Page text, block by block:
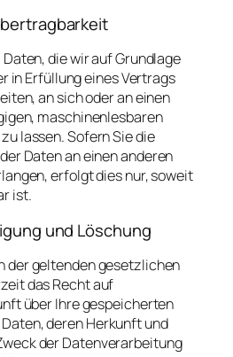
die wir auf Grundlage
in Erfüllung eines Vertrags
an sich oder an einen
maschinenlesbaren
lassen. Sofern Sie die
Daten an einen anderen
erfolgt dies nur, soweit
ist.
und Löschung
der geltenden gesetzlichen
das Recht auf
über Ihre gespeicherten
deren Herkunft und
der Datenverarbeitung